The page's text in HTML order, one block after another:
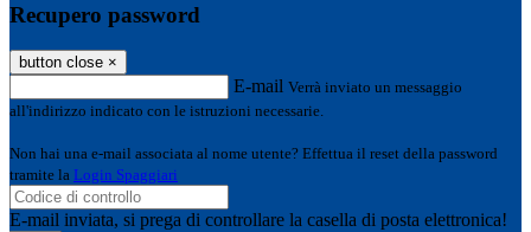
Recupero password
button close ×
E-mail Verrà inviato un messaggio
all'indirizzo indicato con le istruzioni necessarie.
Non hai una e-mail associata al nome utente? Effettua il reset della password
tramite la Login Spaggiari
E-mail inviata, si prega di controllare la casella di posta elettronica!